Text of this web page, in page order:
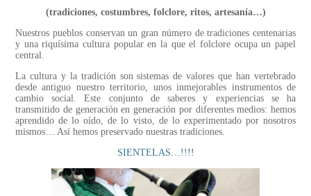
(tradiciones, costumbres, folclore, ritos, artesanía…)
Nuestros pueblos conservan un gran número de tradiciones centenarias
y una riquísima cultura popular en la que el folclore ocupa un papel
central.
La cultura y la tradición son sistemas de valores que han vertebrado
desde antiguo nuestro territorio, unos inmejorables instrumentos de
cambio social. Este conjunto de saberes y experiencias se ha
transmitido de generación en generación por diferentes medios: hemos
aprendido de lo oído, de lo visto, de lo experimentado por nosotros
mismos… Así hemos preservado nuestras tradiciones.
SIENTELAS…!!!!